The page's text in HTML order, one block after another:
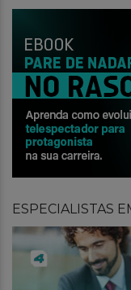
ESPECIALISTAS